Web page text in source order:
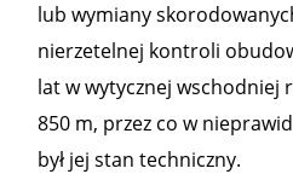
lub wymiany
nierzetelnej kontroli
lat w wytycznej wschodniej
850 m, przez co w
był jej stan techniczny.